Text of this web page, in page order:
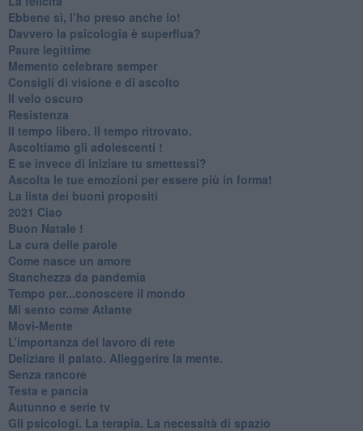
​Ebbene sì, l’ho preso anche io!
​Davvero la psicologia è superflua?
Paure legittime
​Memento celebrare semper
​Consigli di visione e di ascolto
​Il velo oscuro
Resistenza
​Il tempo libero. Il tempo ritrovato.
Ascoltiamo gli adolescenti !
​E se invece di iniziare tu smettessi?
​Ascolta le tue emozioni per essere più in forma!
​La lista dei buoni propositi
2021 Ciao
Buon Natale !
​La cura delle parole
​Come nasce un amore
Stanchezza da pandemia
​Tempo per...conoscere il mondo
​Mi sento come Atlante
​Movi-Mente
​L’importanza del lavoro di rete
​Deliziare il palato. Alleggerire la mente.
​Senza rancore
​Testa e pancia
​Autunno e serie tv
​Gli psicologi. La terapia. La necessità di spazio